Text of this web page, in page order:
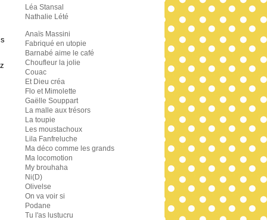
Léa Stansal
Nathalie Lété
Anaïs Massini
Fabriqué en utopie
Barnabé aime le café
Choufleur la jolie
Couac
Et Dieu créa
Flo et Mimolette
Gaëlle Souppart
La malle aux trésors
La toupie
Les moustachoux
Lila Fanfreluche
Ma déco comme les grands
Ma locomotion
My brouhaha
Ni(D)
Olivelse
On va voir si
Podane
Tu l'as lustucru